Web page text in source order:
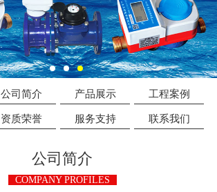
公司简介 产品展示 工程案例
资质荣誉 服务支持 联系我们
公司简介
COMPANY PROFILES